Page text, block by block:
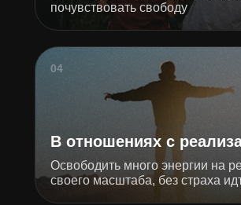
почувствовать свободу
В отношениях с
Освободить много энергии на
своего масштаба, без страха
04